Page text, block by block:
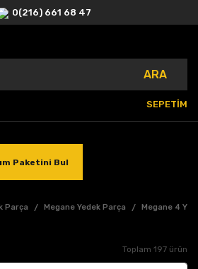
0(216) 661 68 47
ARA
SEPETİM
Paketini Bul
Parça Megane Yedek Parça Megane 4
Toplam 197 ürün